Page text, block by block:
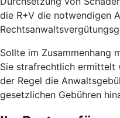
die R+V die notwendigen
Sollte im Zusammenhang
Sie strafrechtlich ermittelt
der Regel die
gesetzlichen Gebühren